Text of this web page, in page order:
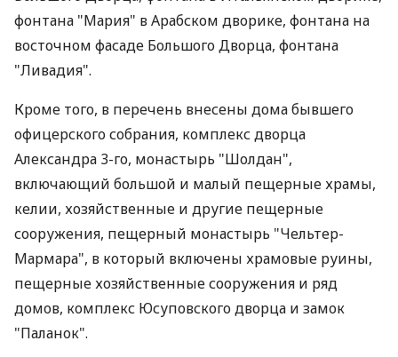
фонтана "Мария" в Арабском дворике, фонтана на
восточном фасаде Большого Дворца, фонтана
"Ливадия".
Кроме того, в перечень внесены дома бывшего
офицерского собрания, комплекс дворца
Александра 3-го, монастырь "Шолдан",
включающий большой и малый пещерные храмы,
келии, хозяйственные и другие пещерные
сооружения, пещерный монастырь "Чельтер-
Мармара", в который включены храмовые руины,
пещерные хозяйственные сооружения и ряд
домов, комплекс Юсуповского дворца и замок
"Паланок".